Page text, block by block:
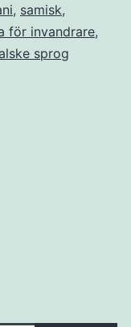
, samisk,
för invandrare,
sprog